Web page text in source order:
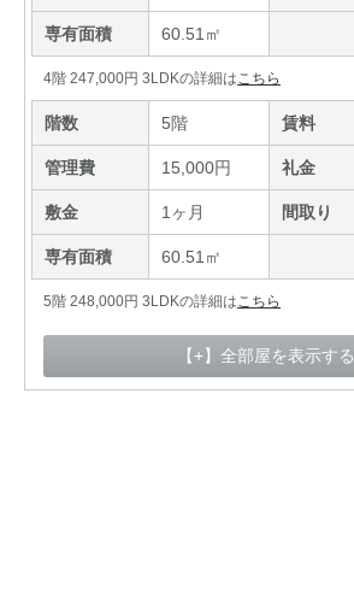
専有面積 60.51㎡
4階 247,000円 3LDKの詳細はこちら
階数 5階 賃料
管理費 15,000円 礼金
敷金 1ヶ月 間取り
専有面積 60.51㎡
5階 248,000円 3LDKの詳細はこちら
【+】全部屋を表示する